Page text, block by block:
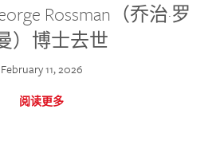
Rossman（乔治·罗
）博士去世
February 11, 2026
阅读更多